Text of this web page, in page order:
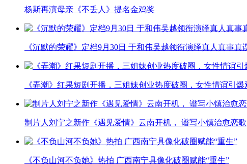
杨斯再演母亲《不丢人》提名金鸡奖
《沉默的荣耀》定档9月30日 于和伟吴越领衔演绎真人真事真
《弄潮》红果短剧开播，三姐妹创业热度破圈，女性情谊引
制片人刘宁之新作《遇见爱情》云南开机， 谱写小镇治愈恋歌
《不负山河不负她》热拍 广西南宁具像化破圈赋能“重生”